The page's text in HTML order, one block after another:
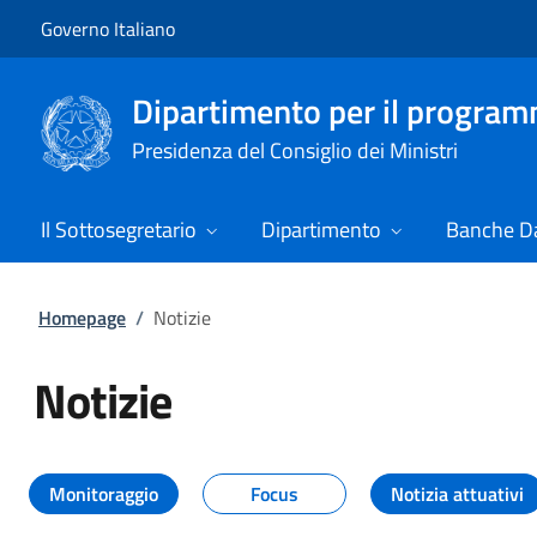
Governo Italiano
Dipartimento per il
Presidenza del Consiglio dei Ministri
Il Sottosegretario Dipartimento Banche
Homepage / Notizie
Notizie
Tutti i contenuti della pagina
Monitoraggio Focus Notizia attuativi